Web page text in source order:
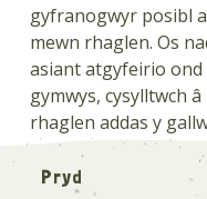
gyfranogwyr posibl
mewn rhaglen. Os
asiant atgyfeirio ond
gymwys, cysylltwch
rhaglen addas y
Pryd